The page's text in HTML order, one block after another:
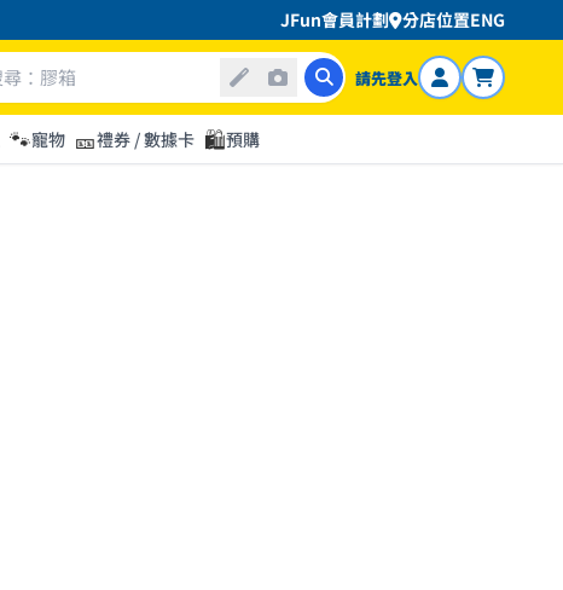
JFun會員計劃 分店位置ENG
請先登入
🐾寵物 🎫禮券 / 數據卡 🛍️預購